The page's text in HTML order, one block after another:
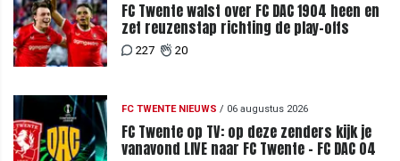
FC Twente walst over FC DAC 1904 heen en
zet reuzenstap richting de play-offs
227 20
FC TWENTE NIEUWS / 06 augustus 2026
FC Twente op TV: op deze zenders kijk je
vanavond LIVE naar FC Twente - FC DAC 04